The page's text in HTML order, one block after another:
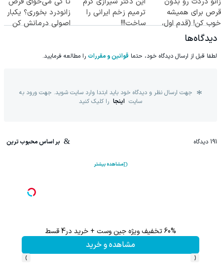
قرص برای همیشه
خوب کن! (قدم اول،
پرسش‌نامه)
ترمیم زخم ایرانی را
ساخت!!!
زانودرد بخوری؟ یکبار
اصولی درمانش کن
دیدگاه‌ها
لطفا قبل از ارسال دیدگاه خود، حتما قوانین و مقررات را مطالعه فرمایید.
جهت ارسال نظر و دیدگاه خود باید ابتدا وارد سایت شوید. جهت ورود به
سایت اینجا را کلیک کنید
191 دیدگاه بر اساس محبوب ترین
مشاهده بیشتر
60% تخفیف ویژه جین وست + خرید در4 قسط
مشاهده و خرید
‹
›